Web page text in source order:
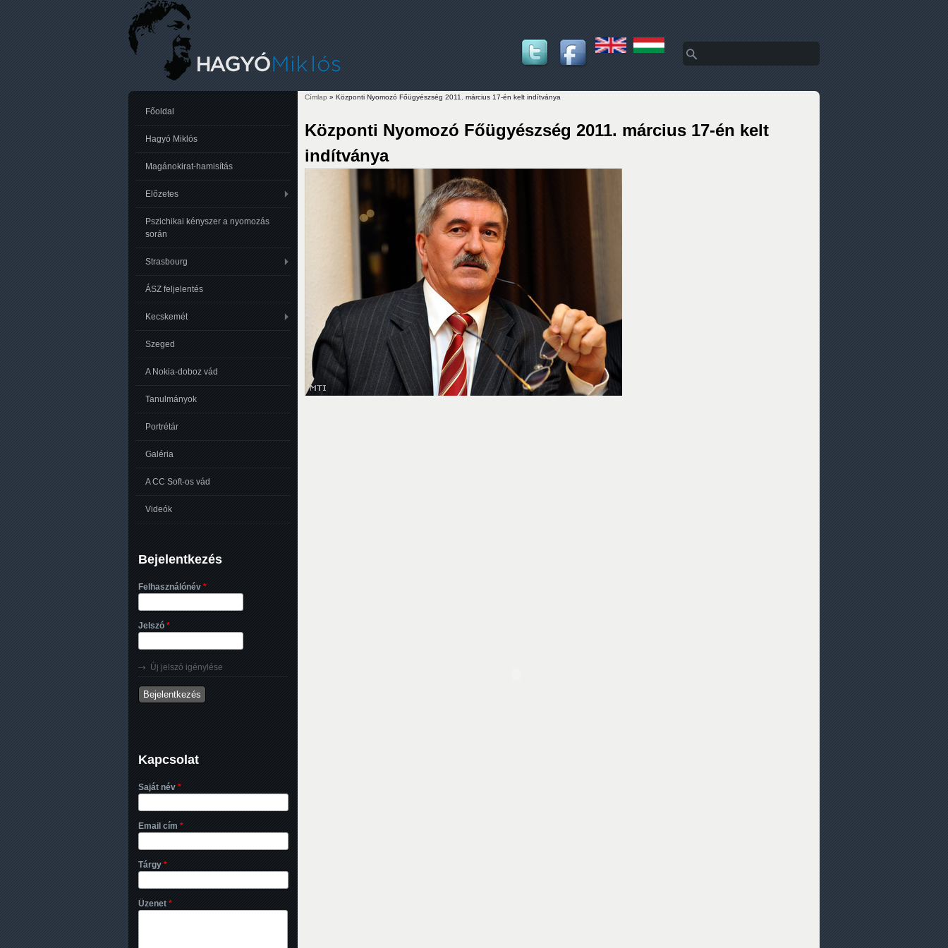
Keresés űrlap
Keresés
Címlap » Központi Nyomozó Főügyészség 2011. március 17-én kelt indítványa
Központi Nyomozó Főügyészség 2011. március 17-én kelt
indítványa
Főoldal
Hagyó Miklós
Magánokirat-hamisítás
Előzetes
Pszichikai kényszer a nyomozás
során
Strasbourg
ÁSZ feljelentés
Kecskemét
Szeged
A Nokia-doboz vád
Tanulmányok
Portrétár
Galéria
A CC Soft-os vád
Videók
Bejelentkezés
Felhasználónév *
Jelszó *
Új jelszó igénylése
Kapcsolat
Saját név *
Email cím *
Tárgy *
Üzenet *